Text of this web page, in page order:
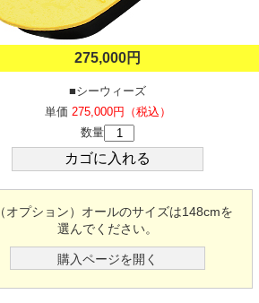
275,000円
■シーウィーズ
単価 275,000円（税込）
数量
（オプション）オールのサイズは148cmを
選んでください。
購入ページを開く